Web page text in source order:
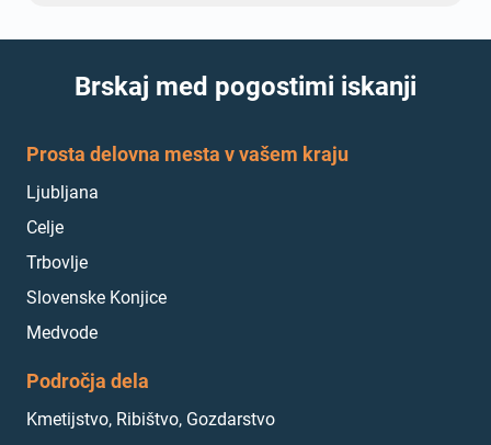
Brskaj med pogostimi iskanji
Prosta delovna mesta v vašem kraju
Ljubljana
Celje
Trbovlje
Slovenske Konjice
Medvode
Področja dela
Kmetijstvo, Ribištvo, Gozdarstvo